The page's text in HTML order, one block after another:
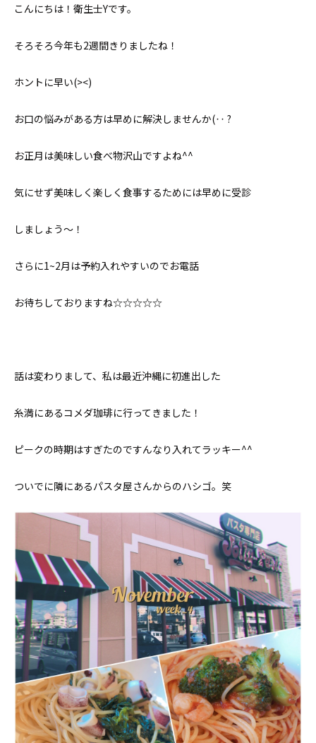
こんにちは！衛生士Yです。
そろそろ今年も2週間きりましたね！
ホントに早い(><)
お口の悩みがある方は早めに解決しませんか(‥ ?
お正月は美味しい食べ物沢山ですよね^^
気にせず美味しく楽しく食事するためには早めに受診
しましょう〜！
さらに1~2月は予約入れやすいのでお電話
お待ちしておりますね☆☆☆☆☆
話は変わりまして、私は最近沖縄に初進出した
糸満にあるコメダ珈琲に行ってきました！
ピークの時期はすぎたのですんなり入れてラッキー^^
ついでに隣にあるパスタ屋さんからのハシゴ。笑